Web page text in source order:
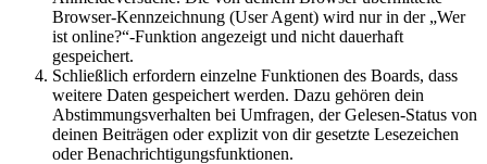
Browser-Kennzeichnung (User Agent) wird nur in der „Wer
ist online?“-Funktion angezeigt und nicht dauerhaft
gespeichert.
Schließlich erfordern einzelne Funktionen des Boards, dass
weitere Daten gespeichert werden. Dazu gehören dein
Abstimmungsverhalten bei Umfragen, der Gelesen-Status von
deinen Beiträgen oder explizit von dir gesetzte Lesezeichen
oder Benachrichtigungsfunktionen.